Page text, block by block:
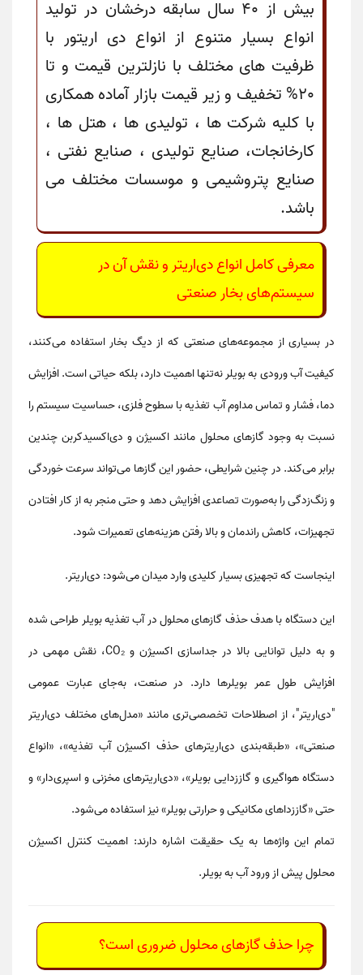
بیش از 40 سال سابقه درخشان در تولید
انواع بسیار متنوع از انواع دی اریتور با
ظرفیت های مختلف با نازلترین قیمت و تا
20% تخفیف و زیر قیمت بازار آماده همکاری
با کلیه شرکت ها ، تولیدی ها ، هتل ها ،
کارخانجات، صنایع تولیدی ، صنایع نفتی ،
صنایع پتروشیمی و موسسات مختلف می
باشد.
معرفی کامل انواع دی‌اریتر و نقش آن در
سیستم‌های بخار صنعتی
در بسیاری از مجموعه‌های صنعتی که از دیگ بخار استفاده می‌کنند،
کیفیت آب ورودی به بویلر نه‌تنها اهمیت دارد، بلکهحیاتیاست. افزایش
دما، فشار و تماس مداوم آب تغذیه با سطوح فلزی، حساسیت سیستم را
نسبت به وجود گازهای محلول مانند اکسیژن و دی‌اکسیدکربن چندین
برابر می‌کند. در چنین شرایطی، حضور این گازها می‌تواند سرعت خوردگی
و زنگ‌زدگی را به‌صورت تصاعدی افزایش دهد و حتی منجر بهاز کار افتادن
تجهیزات، کاهش راندمان و بالا رفتن هزینه‌های تعمیراتشود.
اینجاست که تجهیزی بسیار کلیدی وارد میدان می‌شود: دی‌اریتر.
این دستگاه با هدفحذف گازهای محلول در آب تغذیه بویلرطراحی شده
و به دلیل توانایی بالا در جداسازی اکسیژن و CO₂، نقش مهمی در
افزایش طول عمر بویلرها دارد. در صنعت، به‌جای عبارت عمومی
"دی‌اریتر"، از اصطلاحات تخصصی‌تری مانند «مدل‌های مختلف دی‌اریتر
صنعتی»،«طبقه‌بندی دی‌اریترهای حذف اکسیژن آب تغذیه»، «انواع
دستگاه هواگیری و گاززدایی بویلر»، «دی‌اریترهای مخزنی و اسپری‌دار»و
حتی«گاززداهای مکانیکی و حرارتی بویلر»نیز استفاده می‌شود.
تمام این واژه‌ها به یک حقیقت اشاره دارند: اهمیت کنترل اکسیژن
محلول پیش از ورود آب به بویلر.
چرا حذف گازهای محلول ضروری است؟